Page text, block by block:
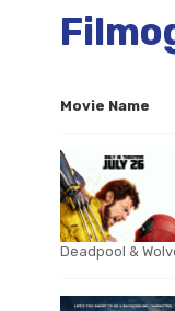
Movie Name
Deadpool &